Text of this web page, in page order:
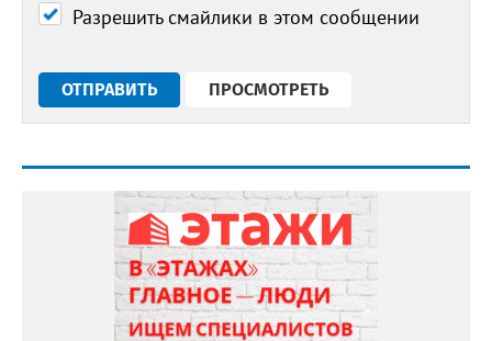
Разрешить смайлики в этом сообщении